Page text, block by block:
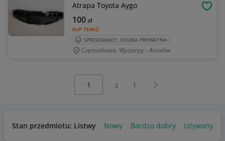
Atrapa Toyota Aygo
KUP TERAZ
100zł
SPRZEDAJĄCY: OSOBA PRYWATNA
Częstochowa, Wyczerpy - Aniołów
z 1 Następna strona
Stan przedmiotu: Listwy Nowy Bardzo dobry Używany